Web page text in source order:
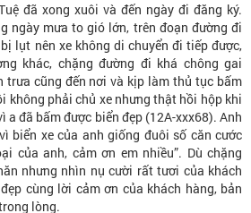
đã xong xuôi và đến ngày đi đăng ký.
ngày mưa to gió lớn, trên đoạn đường đi
lụt nên xe không di chuyển đi tiếp được,
khác, chặng đường đi khá chông gai
trưa cũng đến nơi và kịp làm thủ tục bấm
không phải chủ xe nhưng thật hồi hộp khi
a đã bấm được biển đẹp (12A-xxx68). Anh
biển xe của anh giống đuôi số căn cước
của anh, cảm ơn em nhiều”. Dù chặng
nhưng nhìn nụ cười rất tươi của khách
cùng lời cảm ơn của khách hàng, bản
lòng.